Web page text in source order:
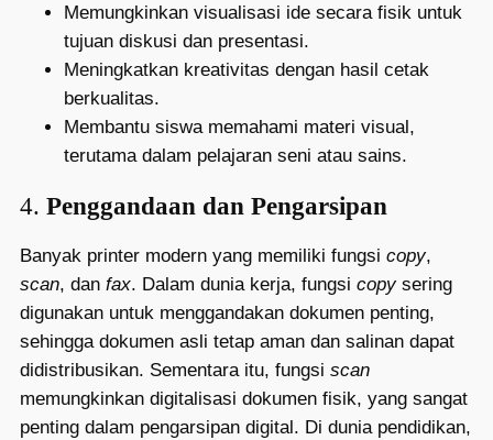
Memungkinkan visualisasi ide secara fisik untuk
tujuan diskusi dan presentasi.
Meningkatkan kreativitas dengan hasil cetak
berkualitas.
Membantu siswa memahami materi visual,
terutama dalam pelajaran seni atau sains.
4. Penggandaan dan Pengarsipan
Banyak printer modern yang memiliki fungsi copy,
scan, dan fax. Dalam dunia kerja, fungsi copysering
digunakan untuk menggandakan dokumen penting,
sehingga dokumen asli tetap aman dan salinan dapat
didistribusikan. Sementara itu, fungsi scan
memungkinkan digitalisasi dokumen fisik, yang sangat
penting dalam pengarsipan digital. Di dunia pendidikan,